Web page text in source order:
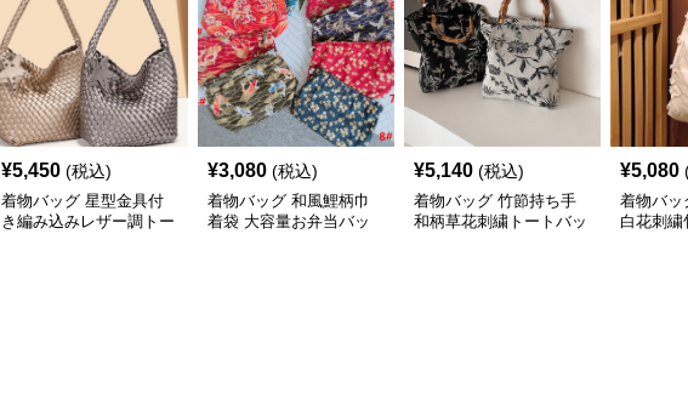
¥5,450 (税込)
着物バッグ 星型金具付
き編み込みレザー調トー
¥3,080 (税込)
着物バッグ 和風鯉柄巾
着袋 大容量お弁当バッ
¥5,140 (税込)
着物バッグ 竹節持ち手
和柄草花刺繍トートバッ
¥5,080
着物バッ
白花刺繍